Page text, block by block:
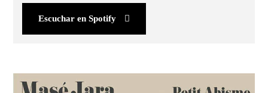
Escuchar en Spotify